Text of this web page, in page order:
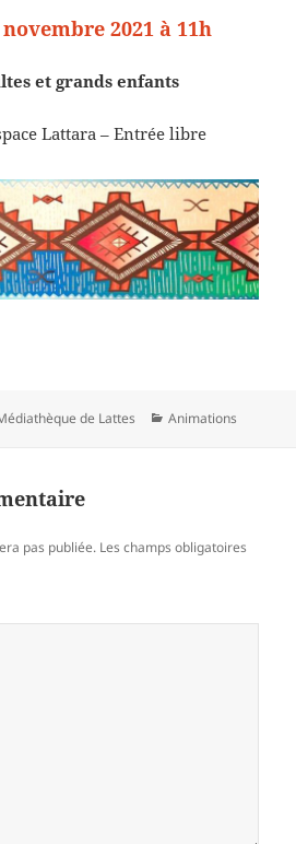
2021 à 11h
et grands enfants
Lattara – Entrée libre
de Lattes Catégories
Animations
pas publiée. Les champs obligatoires